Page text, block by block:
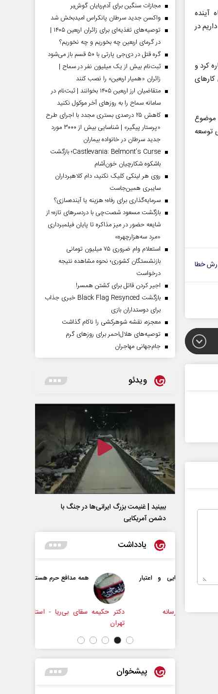
آینده
در
کرد و
توانسته‌ایم برای گرفتن نردبان ۳۲ متری کارهای
موضوع
توسعه
خطا
مجازات سنگین برای آدم‌ربایان گوش‌بر
واکسن جدید سرطان پانکراس امیدبخش شد
توصیه‌های تغذیه‌ای برای زائران اربعین ۱۴۰۵ |
در گرمای اربعین چه بخوریم و چه نخوریم؟
گره قتل در دی‌جی پارتی با ۵۰ قسم باز می‌شود
ثبت‌نام بیش از یک میلیون نفر در سماح |
زائران «همیار اربعین» را نصب کنند
متقاضیان ارز اربعین ۱۴۰۵ بخوانند | ثبت‌نام در
سامانه سماح را به روز‌های آخر موکول نکنید
کاهش ۲۵ درصدی بستری مجدد با اجرای طرح
«پرستار پیگیر» | شناسایی بیش از ۳۰۰۰ مورد
جدید سرطان در خانواده بیماران
Castlevania: Belmont’s Curse؛ بازگشت
باشکوه شکارچیان خون‌آشام
روی هر لینکی کلیک نکنید، دام کلاهبرداران
سایبری همین‌جاست
سرمایه‌گذاری برای رفاه؛ هزینه یا آینده‌سازی؟
بازگشت مسعود شصت‌چی با دردسر‌های تازه؛ از
شایعه حضور در میز مذاکره تا پایان فیلمبرداری
«مرد سه‌هزارچهره»
استعلام وام ضروری ۷۵ میلیون تومانی
بازنشستگان کشوری؛ نحوه مشاهده نتیجه
درخواست
اجیر کردن قاتل برای کشتن همسر!
بازگشت Black Flag Resynced خبری جذاب
برای دوستداران بازی
معجزه، نقشه شوهرکشی را ناکام گذاشت
توصیه‌های هلال‌احمر برای روز‌های گرم
جام‌جهانی مهاجران
ویدئو
ببینید | غنیمت بزرگ ایرانی‌ها در جنگ با
دشمن آمریکایی
یادداشت
و اعتبار
همه مدافع حرم هستیم
دکتر حکیمه سقای بی‌ریا - استادیار دانشگاه
پیشخوان